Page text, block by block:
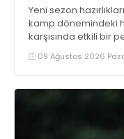
Yeni sezon
kamp dönemindeki
karşısında etkili bir
siyahlılar, iki
mağlup etti
09 Ağustos 2026